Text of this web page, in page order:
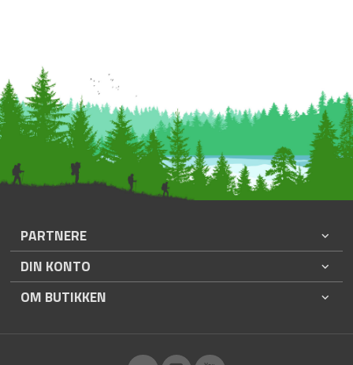
PARTNERE
DIN KONTO
OM BUTIKKEN